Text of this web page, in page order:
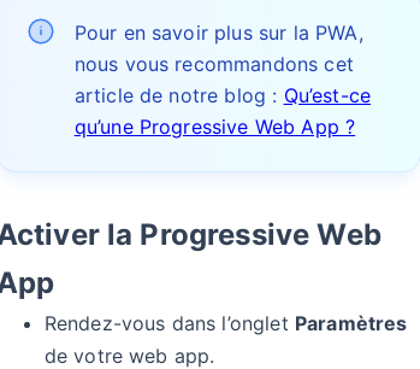
Pour en savoir plus sur la PWA,
nous vous recommandons cet
article de notre blog : Qu’est-ce
qu’une Progressive Web App ?
la Progressive Web
Rendez-vous dans l’onglet Paramètres
de votre web app.